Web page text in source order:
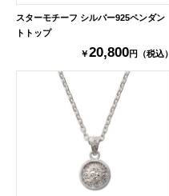
スターモチーフ シルバー925ペンダン
トトップ
￥20,800円（税込）